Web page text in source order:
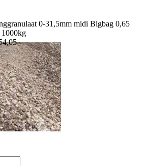
0-31,5mm midi Bigbag 0,65